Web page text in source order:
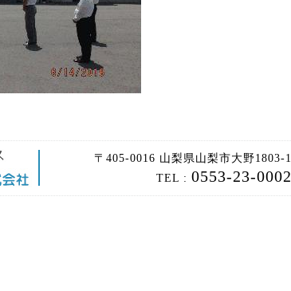
〒405-0016 山梨県山梨市大野1803-1
TEL : 0553-23-0002